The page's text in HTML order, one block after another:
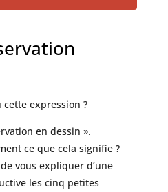
expression ?
en dessin ».
ce que cela signifie ?
vous expliquer d’une
les cinq petites